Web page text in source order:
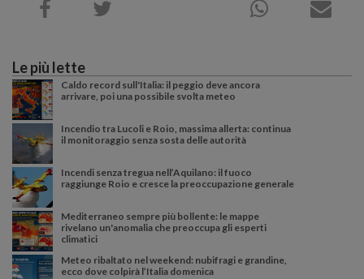
Le più lette
Caldo record sull'Italia: il peggio deve ancora
arrivare, poi una possibile svolta meteo
Incendio tra Lucoli e Roio, massima allerta: continua
il monitoraggio senza sosta delle autorità
Incendi senza tregua nell’Aquilano: il fuoco
raggiunge Roio e cresce la preoccupazione generale
Mediterraneo sempre più bollente: le mappe
rivelano un'anomalia che preoccupa gli esperti
climatici
Meteo ribaltato nel weekend: nubifragi e grandine,
ecco dove colpirà l’Italia domenica